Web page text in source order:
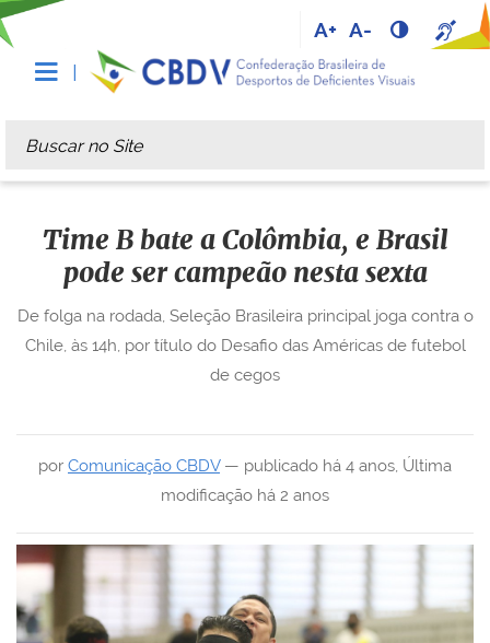
A+ A-
Busca
Busca Avançada…
Time B bate a Colômbia, e Brasil
pode ser campeão nesta sexta
por Comunicação CBDV— publicado há 4 anos, Última
modificação há 2 anos
De folga na rodada, Seleção Brasileira principal joga contra o
Chile, às 14h, por título do Desafio das Américas de futebol
de cegos